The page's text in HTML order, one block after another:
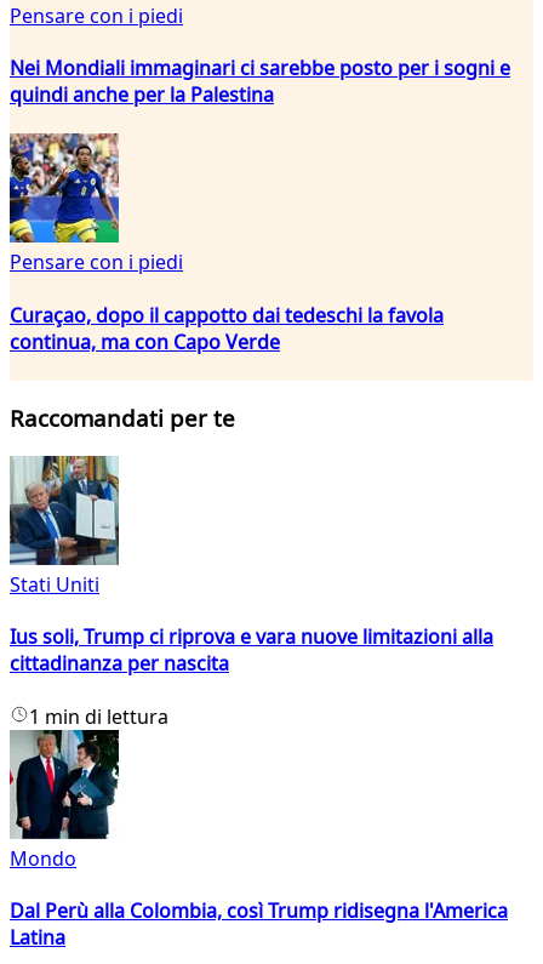
Pensare con i piedi
Nei Mondiali immaginari ci sarebbe posto per i sogni e
quindi anche per la Palestina
Pensare con i piedi
Curaçao, dopo il cappotto dai tedeschi la favola
continua, ma con Capo Verde
Raccomandati per te
Stati Uniti
Ius soli, Trump ci riprova e vara nuove limitazioni alla
cittadinanza per nascita
1 min di lettura
Mondo
Dal Perù alla Colombia, così Trump ridisegna l'America
Latina